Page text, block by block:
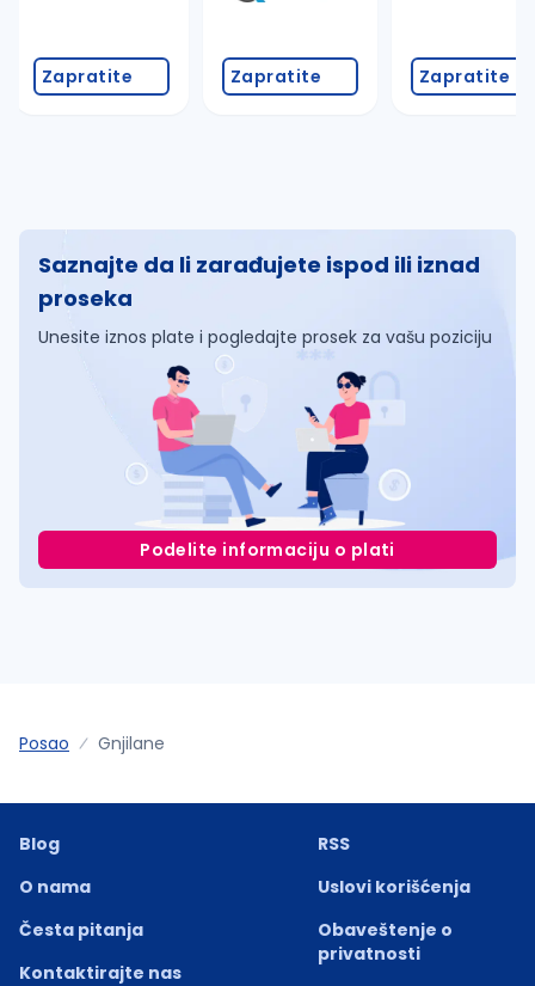
Zapratite Zapratite Zapratite
Saznajte da li zarađujete ispod ili iznad
proseka
Unesite iznos plate i pogledajte prosek za vašu poziciju
Podelite informaciju o plati
Posao Gnjilane
Blog
O nama
Česta pitanja
Kontaktirajte nas
RSS
Uslovi korišćenja
Obaveštenje o
privatnosti